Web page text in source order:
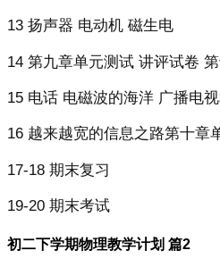
13 扬声器 电动机 磁生电
14 第九章单元测试 讲评试卷
15 电话 电磁波的海洋 广播电
16 越来越宽的信息之路第十章
17-18 期末复习
19-20 期末考试
初二下学期物理教学计划 篇2